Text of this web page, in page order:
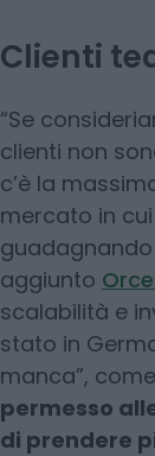
Clienti
“Se
clienti non
c’è la
mercato in
aggiunto
scalabilità e
stato in
manca”,
permesso
di prendere